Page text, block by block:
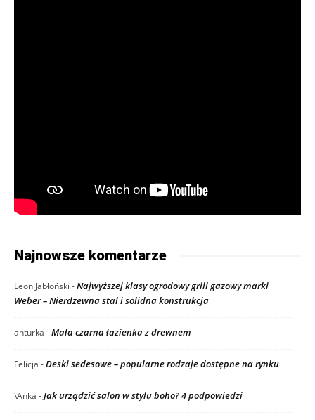
Najnowsze komentarze
Leon Jabłoński -Najwyższej klasy ogrodowy grill gazowy marki
Weber – Nierdzewna stal i solidna konstrukcja
anturka -Mała czarna łazienka z drewnem
Felicja -Deski sedesowe – popularne rodzaje dostępne na rynku
\Anka -Jak urządzić salon w stylu boho? 4 podpowiedzi